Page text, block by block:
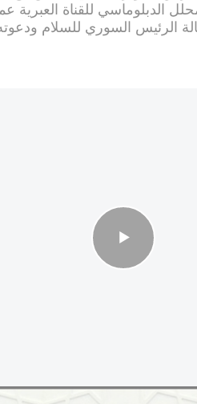
الدبلوماسي للقناة العبرية
الرئيس السوري للسلام